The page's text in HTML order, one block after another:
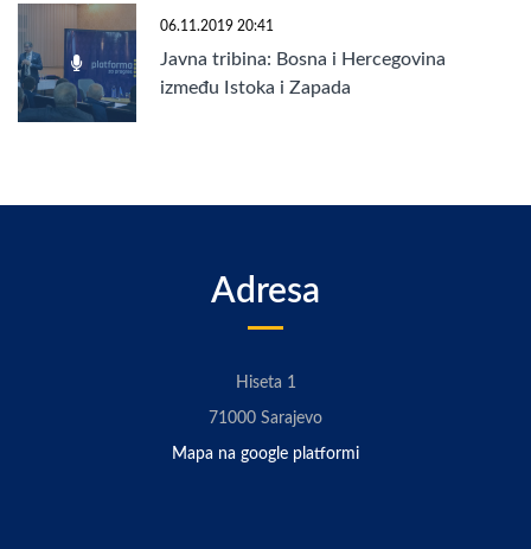
06.11.2019 20:41
Javna tribina: Bosna i Hercegovina
između Istoka i Zapada
Adresa
Hiseta 1
71000 Sarajevo
Mapa na google platformi